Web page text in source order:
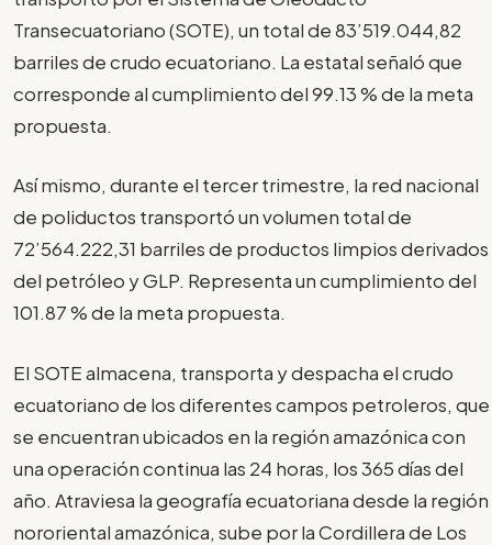
Transecuatoriano (SOTE), un total de 83’519.044,82
barriles de crudo ecuatoriano. La estatal señaló que
corresponde al cumplimiento del 99.13 % de la meta
propuesta.
Así mismo, durante el tercer trimestre, la red nacional
de poliductos transportó un volumen total de
72’564.222,31 barriles de productos limpios derivados
del petróleo y GLP. Representa un cumplimiento del
101.87 % de la meta propuesta.
El SOTE almacena, transporta y despacha el crudo
ecuatoriano de los diferentes campos petroleros, que
se encuentran ubicados en la región amazónica con
una operación continua las 24 horas, los 365 días del
año. Atraviesa la geografía ecuatoriana desde la región
nororiental amazónica, sube por la Cordillera de Los